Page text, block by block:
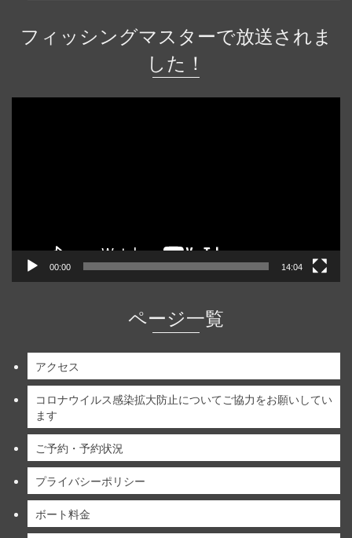
フィッシングマスターで放送されま
した！
00:00 14:04
ページ一覧
アクセス
コロナウイルス感染拡大防止についてご協力をお願いしてい
ます
ご予約・予約状況
プライバシーポリシー
ボート料金